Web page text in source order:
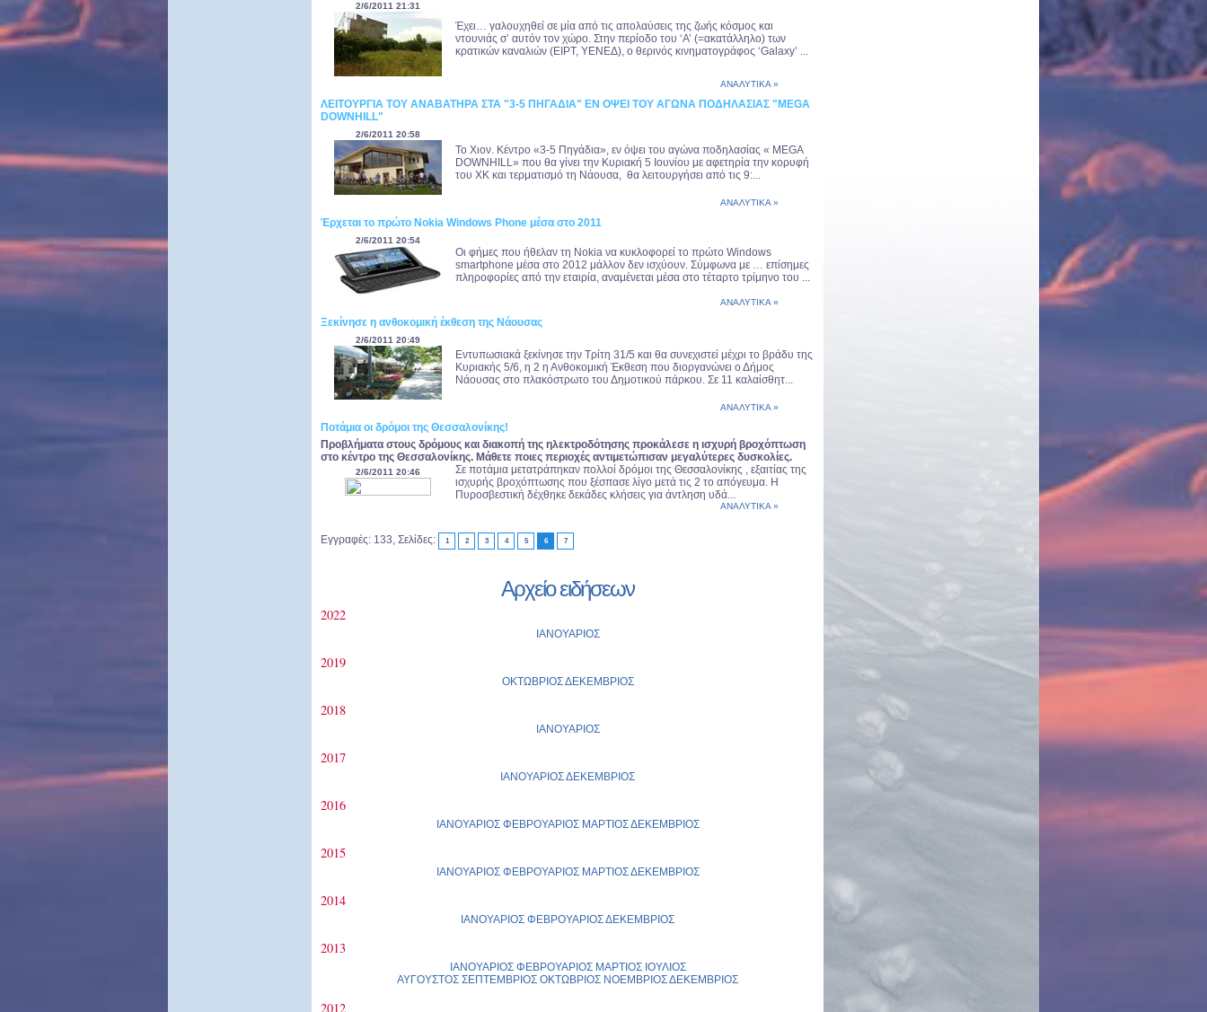
2/6/2011 21:31
Έχει… γαλουχηθεί σε μία από τις απολαύσεις της ζωής κόσμος και
ντουνιάς σ’ αυτόν τον χώρο. Στην περίοδο του ‘Α’ (=ακατάλληλο) των
κρατικών καναλιών (ΕΙΡΤ, ΥΕΝΕΔ), ο θερινός κινηματογράφος ‘Galaxy’ ...
ΑΝΑΛΥΤΙΚΑ »
ΛΕΙΤΟΥΡΓΙΑ ΤΟΥ ΑΝΑΒΑΤΗΡΑ ΣΤΑ "3-5 ΠΗΓΑΔΙΑ" ΕΝ ΟΨΕΙ ΤΟΥ ΑΓΩΝΑ ΠΟΔΗΛΑΣΙΑΣ "MEGA
DOWNHILL"
2/6/2011 20:58
Το Χιον. Κέντρο «3-5 Πηγάδια», εν όψει του αγώνα ποδηλασίας « MEGA
DOWNHILL» που θα γίνει την Κυριακή 5 Ιουνίου με αφετηρία την κορυφή
του ΧΚ και τερματισμό τη Νάουσα, θα λειτουργήσει από τις 9:...
ΑΝΑΛΥΤΙΚΑ »
Έρχεται το πρώτο Nokia Windows Phone μέσα στο 2011
2/6/2011 20:54
Oι φήμες που ήθελαν τη Nokia να κυκλοφορεί το πρώτο Windows
smartphone μέσα στο 2012 μάλλον δεν ισχύουν. Σύμφωνα με … επίσημες
πληροφορίες από την εταιρία, αναμένεται μέσα στο τέταρτο τρίμηνο του ...
ΑΝΑΛΥΤΙΚΑ »
Ξεκίνησε η ανθοκομική έκθεση της Νάουσας
2/6/2011 20:49
Eντυπωσιακά ξεκίνησε την Τρίτη 31/5 και θα συνεχιστεί μέχρι το βράδυ της
Κυριακής 5/6, η 2 η Ανθοκομική Έκθεση που διοργανώνει ο Δήμος
Νάουσας στο πλακόστρωτο του Δημοτικού πάρκου. Σε 11 καλαίσθητ...
ΑΝΑΛΥΤΙΚΑ »
Ποτάμια οι δρόμοι της Θεσσαλονίκης!
Προβλήματα στους δρόμους και διακοπή της ηλεκτροδότησης προκάλεσε η ισχυρή βροχόπτωση
στο κέντρο της Θεσσαλονίκης. Μάθετε ποιες περιοχές αντιμετώπισαν μεγαλύτερες δυσκολίες.
2/6/2011 20:46
Σε ποτάμια μετατράπηκαν πολλοί δρόμοι της Θεσσαλονίκης , εξαιτίας της
ισχυρής βροχόπτωσης που ξέσπασε λίγο μετά τις 2 το απόγευμα. Η
Πυροσβεστική δέχθηκε δεκάδες κλήσεις για άντληση υδά...
ΑΝΑΛΥΤΙΚΑ »
Εγγραφές: 133, Σελίδες: 1 2 3 4 5 6 7
Αρχείο ειδήσεων
2022
ΙΑΝΟΥΑΡΙΟΣ
2019
ΟΚΤΩΒΡΙΟΣΔΕΚΕΜΒΡΙΟΣ
2018
ΙΑΝΟΥΑΡΙΟΣ
2017
ΙΑΝΟΥΑΡΙΟΣΔΕΚΕΜΒΡΙΟΣ
2016
ΙΑΝΟΥΑΡΙΟΣ ΦΕΒΡΟΥΑΡΙΟΣ ΜΑΡΤΙΟΣΔΕΚΕΜΒΡΙΟΣ
2015
ΙΑΝΟΥΑΡΙΟΣ ΦΕΒΡΟΥΑΡΙΟΣ ΜΑΡΤΙΟΣΔΕΚΕΜΒΡΙΟΣ
2014
ΙΑΝΟΥΑΡΙΟΣ ΦΕΒΡΟΥΑΡΙΟΣΔΕΚΕΜΒΡΙΟΣ
2013
ΙΑΝΟΥΑΡΙΟΣ ΦΕΒΡΟΥΑΡΙΟΣ ΜΑΡΤΙΟΣ ΙΟΥΛΙΟΣ
ΑΥΓΟΥΣΤΟΣ ΣΕΠΤΕΜΒΡΙΟΣ ΟΚΤΩΒΡΙΟΣ ΝΟΕΜΒΡΙΟΣΔΕΚΕΜΒΡΙΟΣ
2012